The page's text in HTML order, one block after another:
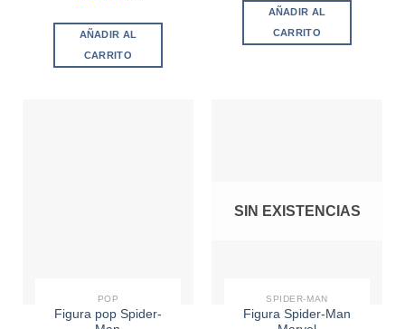
AÑADIR AL
CARRITO
AÑADIR AL
CARRITO
POP
Figura pop Spider-
SIN EXISTENCIAS
SPIDER-MAN
Figura Spider-Man